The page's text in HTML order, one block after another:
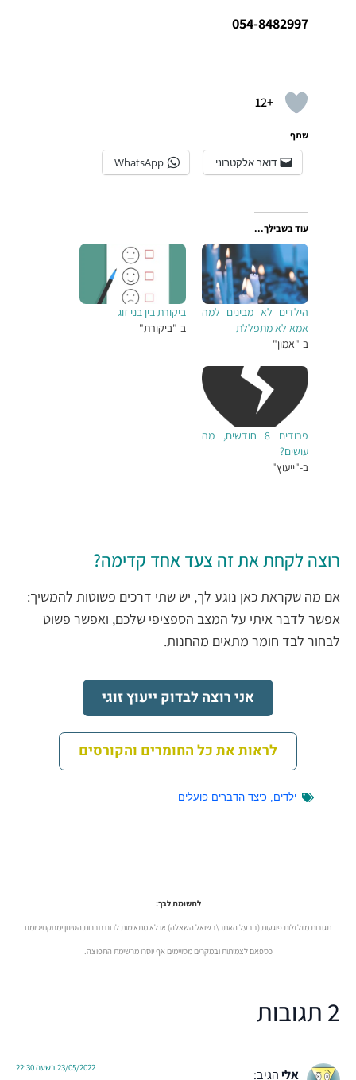
054-8482997
+12
שתף
דואר אלקטרוני WhatsApp
עוד בשבילך...
הילדים לא מבינים למה
אמא לא מתפללת
ב-"אמון"
ביקורת בין בני זוג
ב-"ביקורת"
פרודים 8 חודשים, מה
עושים?
ב-"ייעוץ"
רוצה לקחת את זה צעד אחד קדימה?
אם מה שקראת כאן נוגע לך, יש שתי דרכים פשוטות להמשיך:
אפשר לדבר איתי על המצב הספציפי שלכם, ואפשר פשוט
לבחור לבד חומר מתאים מהחנות.
אני רוצה לבדוק ייעוץ זוגי
לראות את כל החומרים והקורסים
ילדים, כיצד הדברים פועלים
לתשומת לבך:
תגובות מזלזלות פוגעות (בבעל האתר\בשואל השאלה) או לא מתאימות לרוח חברות הסינון ימחקו ויסומנו
כספאם לצמיתות ובמקרים מסויימים אף יוסרו מרשימת התפוצה.
2 תגובות
אליהגיב: 23/05/2022 בשעה 22:30